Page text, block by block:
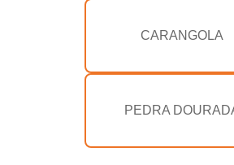
CARANGOLA
PEDRA